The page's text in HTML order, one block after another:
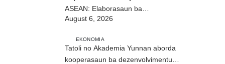
ASEAN: Elaborasaun ba
deklarasaun reziliénsia dijitál
August 6, 2026
EKONOMIA
Tatoli no Akademia Yunnan aborda
kooperasaun ba dezenvolvimentu